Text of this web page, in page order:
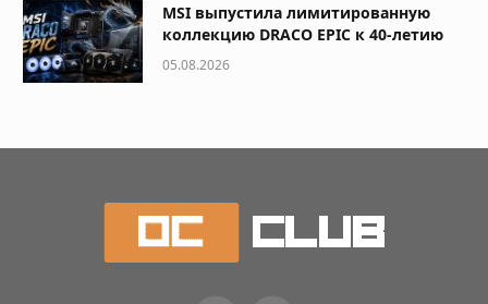
MSI выпустила лимитированную
коллекцию DRACO EPIC к 40-летию
05.08.2026